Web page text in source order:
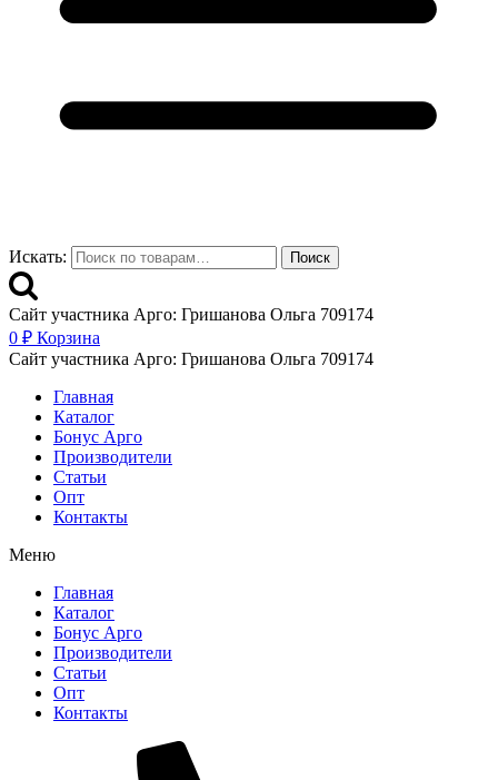
Искать: Поиск
Сайт участника Арго: Гришанова Ольга 709174
0 ₽ Корзина
Сайт участника Арго: Гришанова Ольга 709174
Главная
Каталог
Бонус Арго
Производители
Статьи
Опт
Контакты
Меню
Главная
Каталог
Бонус Арго
Производители
Статьи
Опт
Контакты